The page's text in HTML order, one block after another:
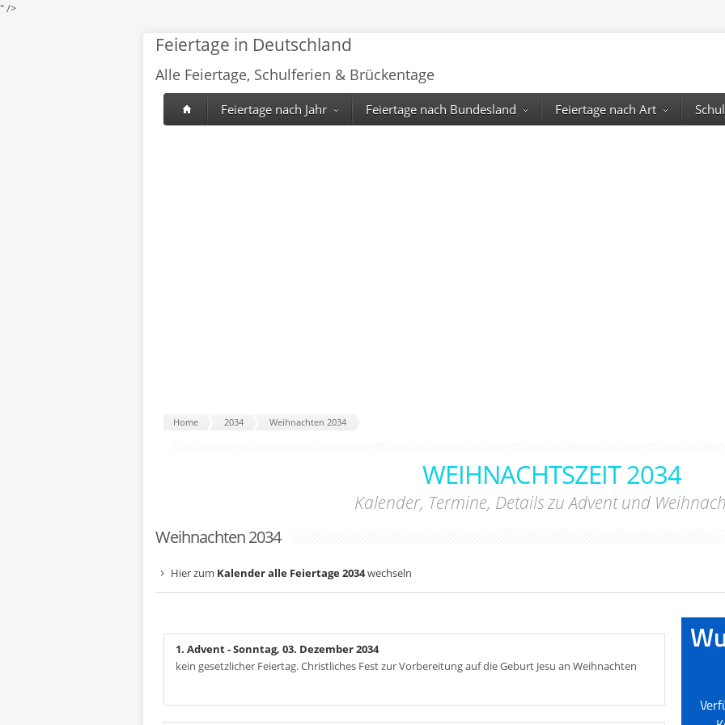
" />
Feiertage in Deutschland
Alle Feiertage, Schulferien & Brückentage
Feiertage nach Jahr Feiertage nach Bundesland Feiertage nach Art
Home 2034 Weihnachten 2034
WEIHNACHTSZEIT 2034
Kalender, Termine, Details zu Advent und
Weihnachten 2034
Hier zum Kalender alle Feiertage 2034wechseln
1. Advent- Sonntag, 03. Dezember 2034
kein gesetzlicher Feiertag. Christliches Fest zur Vorbereitung auf die Geburt Jesu an Weihnachten